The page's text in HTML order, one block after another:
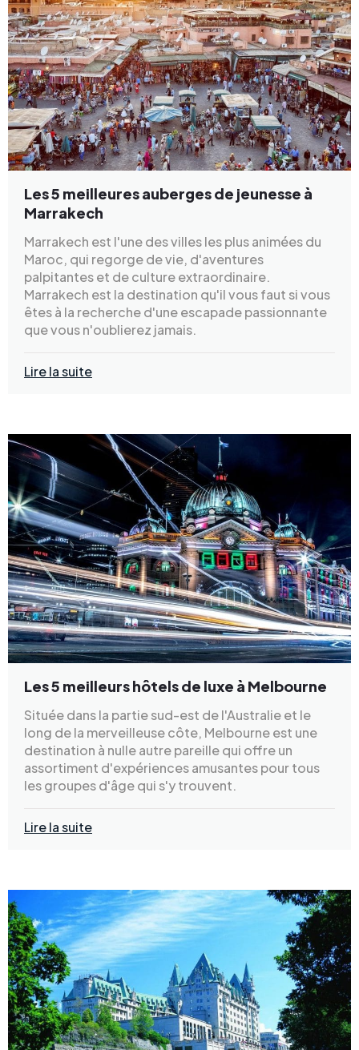
Les 5 meilleures auberges de jeunesse à
Marrakech
Marrakech est l'une des villes les plus animées du
Maroc, qui regorge de vie, d'aventures
palpitantes et de culture extraordinaire.
Marrakech est la destination qu'il vous faut si vous
êtes à la recherche d'une escapade passionnante
que vous n'oublierez jamais.
Lire la suite
Les 5 meilleurs hôtels de luxe à Melbourne
Située dans la partie sud-est de l'Australie et le
long de la merveilleuse côte, Melbourne est une
destination à nulle autre pareille qui offre un
assortiment d'expériences amusantes pour tous
les groupes d'âge qui s'y trouvent.
Lire la suite